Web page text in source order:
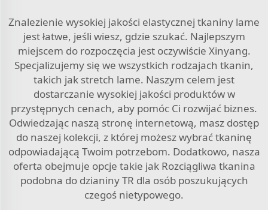
Znalezienie wysokiej jakości elastycznej tkaniny lame
jest łatwe, jeśli wiesz, gdzie szukać. Najlepszym
miejscem do rozpoczęcia jest oczywiście Xinyang.
Specjalizujemy się we wszystkich rodzajach tkanin,
takich jak stretch lame. Naszym celem jest
dostarczanie wysokiej jakości produktów w
przystępnych cenach, aby pomóc Ci rozwijać biznes.
Odwiedzając naszą stronę internetową, masz dostęp
do naszej kolekcji, z której możesz wybrać tkaninę
odpowiadającą Twoim potrzebom. Dodatkowo, nasza
oferta obejmuje opcje takie jak Rozciągliwa tkanina
podobna do dzianiny TR dla osób poszukujących
czegoś nietypowego.